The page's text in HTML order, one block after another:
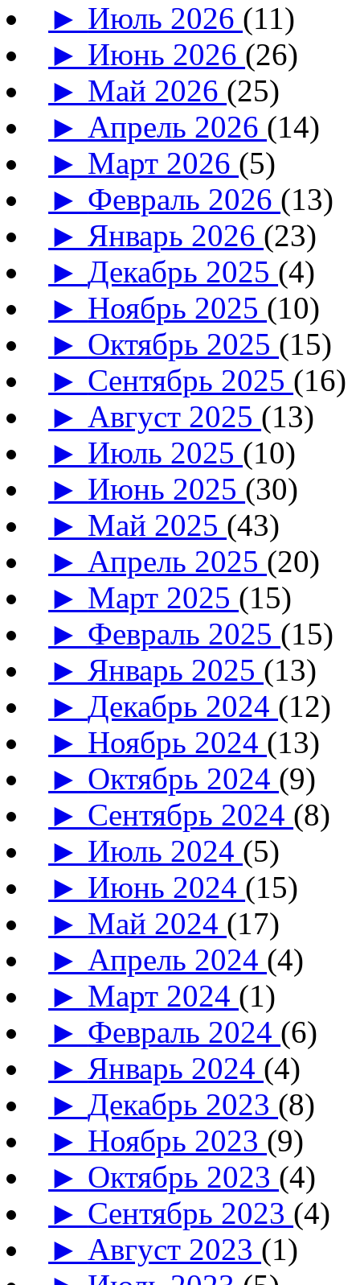
► Июль 2026 (11)
► Июнь 2026 (26)
► Май 2026 (25)
► Апрель 2026 (14)
► Март 2026 (5)
► Февраль 2026 (13)
► Январь 2026 (23)
►Декабрь 2025 (4)
► Ноябрь 2025 (10)
► Октябрь 2025 (15)
► Сентябрь 2025 (16)
► Август 2025 (13)
► Июль 2025 (10)
► Июнь 2025 (30)
► Май 2025 (43)
► Апрель 2025 (20)
► Март 2025 (15)
► Февраль 2025 (15)
► Январь 2025 (13)
►Декабрь 2024 (12)
► Ноябрь 2024 (13)
► Октябрь 2024 (9)
► Сентябрь 2024 (8)
► Июль 2024 (5)
► Июнь 2024 (15)
► Май 2024 (17)
► Апрель 2024 (4)
► Март 2024 (1)
► Февраль 2024 (6)
► Январь 2024 (4)
►Декабрь 2023 (8)
► Ноябрь 2023 (9)
► Октябрь 2023 (4)
► Сентябрь 2023 (4)
► Август 2023 (1)